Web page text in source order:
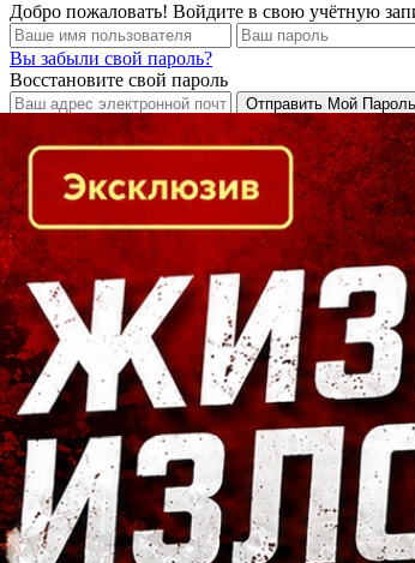
Добро пожаловать! Войдите в свою учётную
Вы забыли свой пароль?
Восстановите свой пароль
Кто есть кто в Байкальском регионе